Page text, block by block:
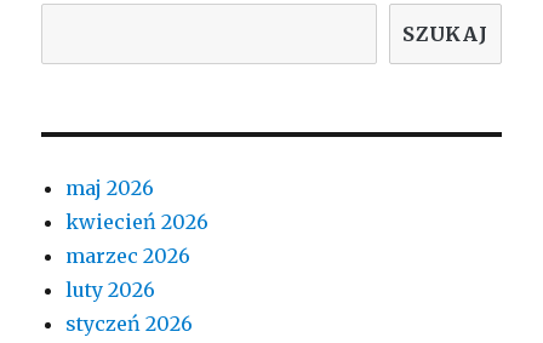
SZUKAJ
maj 2026
kwiecień 2026
marzec 2026
luty 2026
styczeń 2026